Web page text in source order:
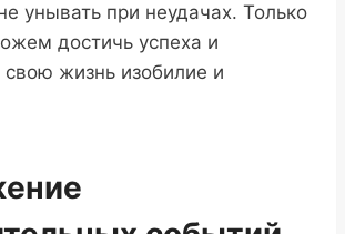
унывать при неудачах. Только
достичь успеха и
свою жизнь изобилие и